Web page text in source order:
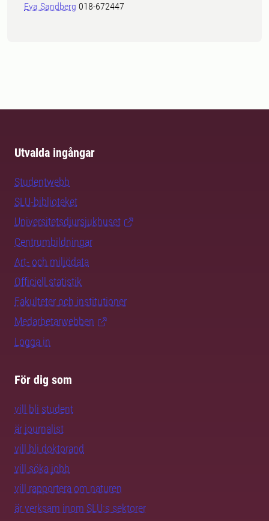
Eva Sandberg 018-672447
Utvalda ingångar
Studentwebb
SLU-biblioteket
Universitetsdjursjukhuset
Centrumbildningar
Art- och miljödata
Officiell statistik
Fakulteter och institutioner
Medarbetarwebben
Logga in
För dig som
vill bli student
är journalist
vill bli doktorand
vill söka jobb
vill rapportera om naturen
är verksam inom SLU:s sektorer